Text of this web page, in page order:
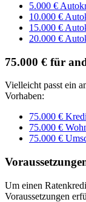
5.000 €
10.000 €
15.000 €
20.000 €
75.000 € für
Vielleicht passt ein
Vorhaben:
75.000 €
75.000 €
75.000 €
Um einen
Voraussetzungen